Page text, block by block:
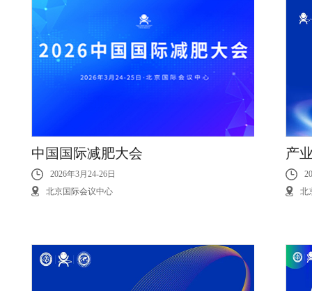
中国国际减肥大会
2026年3月24-26日
北京国际会议中心
产
北